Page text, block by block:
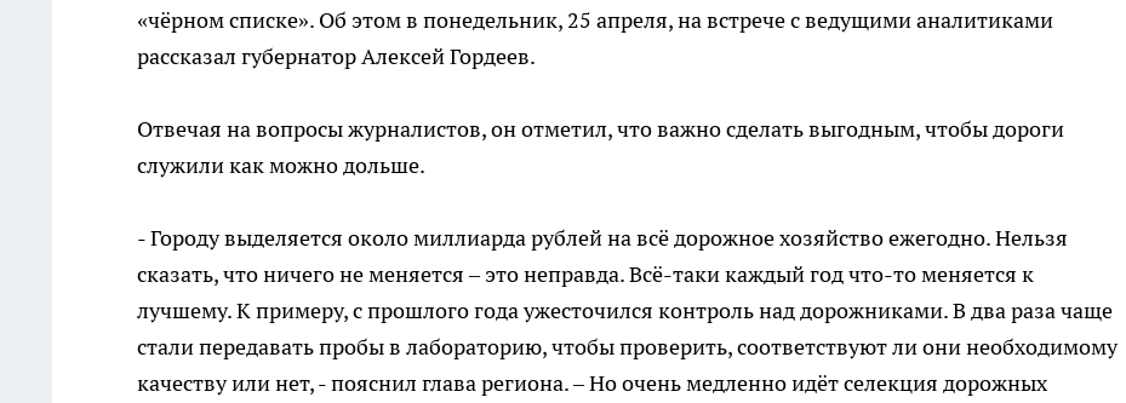
«чёрном списке». Об этом в понедельник, 25 апреля, на встрече с ведущими аналитиками
рассказал губернатор Алексей Гордеев.
Отвечая на вопросы журналистов, он отметил, что важно сделать выгодным, чтобы дороги
служили как можно дольше.
- Городу выделяется около миллиарда рублей на всё дорожное хозяйство ежегодно. Нельзя
сказать, что ничего не меняется – это неправда. Всё-таки каждый год что-то меняется к
лучшему. К примеру, с прошлого года ужесточился контроль над дорожниками. В два раза чаще
стали передавать пробы в лабораторию, чтобы проверить, соответствуют ли они необходимому
качеству или нет, - пояснил глава региона. – Но очень медленно идёт селекция дорожных